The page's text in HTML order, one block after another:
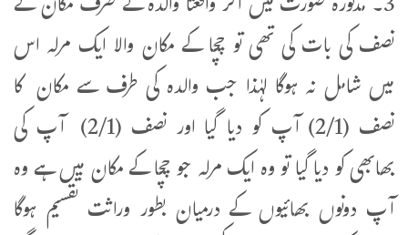
نصف کی بات کی تھی تو چچا کے مکان والا ایک مرلہ اس
میں شامل نہ ہوگا لہٰذا جب والدہ کی طرف سے مکان کا
نصف (2/1) آپ کو دیا گیا اور نصف (2/1) آپ کی
بھابھی کو دیا گیا تو وہ ایک مرلہ جو چچا کے مکان میں ہے وہ
آپ دونوں بھائیوں کے درمیان بطور وراثت تقسیم ہوگا